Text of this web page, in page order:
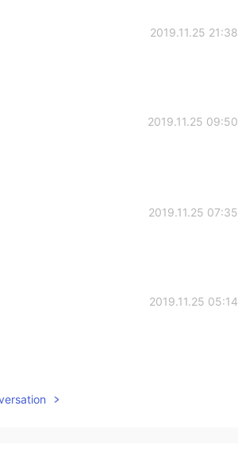
2019.11.25 21:38
2019.11.25 09:50
2019.11.25 07:35
2019.11.25 05:14